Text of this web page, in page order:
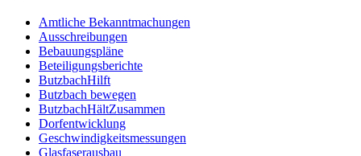
Amtliche Bekanntmachungen
Ausschreibungen
Bebauungspläne
Beteiligungsberichte
ButzbachHilft
Butzbach bewegen
ButzbachHältZusammen
Dorfentwicklung
Geschwindigkeitsmessungen
Glasfaserausbau